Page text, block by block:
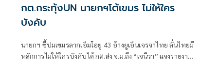
กต.กระทุ้งUN นายกฯโต้เขมร ไม่ให้ใคร
บังคับ
นายกฯ ชี้ปมเขมรลากเอ็มโอยู 43 อ้างยูเอ็นเจรจาไทย ลั่นไทยมี
หลักการไม่ให้ใครบังคับได้ กต.ส่ง จ.ม.ถึง “เจนีวา” แจงรายงาน